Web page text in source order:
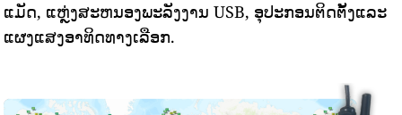
ແມັດ, ແຫຼ່ງສະຫນອງພະລັງງານ USB, ອຸປະກອນຕິດຕັ້ງແລະ
ແຜງແສງອາທິດທາງເລືອກ.